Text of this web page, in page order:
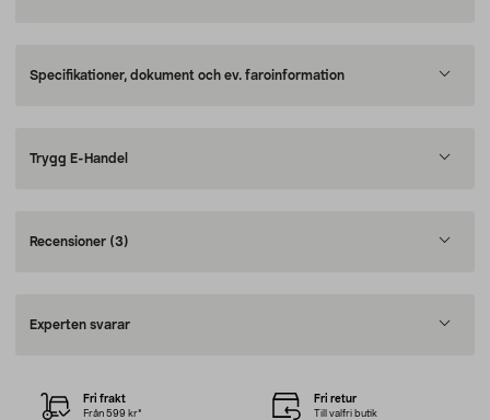
Specifikationer, dokument och ev. faroinformation
Trygg E-Handel
Recensioner (3)
Experten svarar
Fri frakt
Från 599 kr*
Fri retur
Till valfri butik